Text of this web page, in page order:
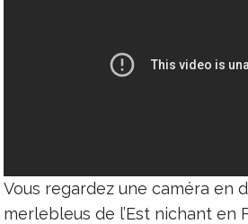
Vous regardez une caméra en
merlebleus de l’Est nichant en